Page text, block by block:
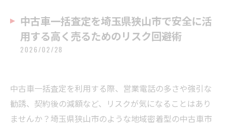
中古車一括査定を埼玉県狭山市で安全に活
用する高く売るためのリスク回避術
2026/02/28
中古車一括査定を利用する際、営業電話の多さや強引な
勧誘、契約後の減額など、リスクが気になることはあり
ませんか？埼玉県狭山市のような地域密着型の中古車市